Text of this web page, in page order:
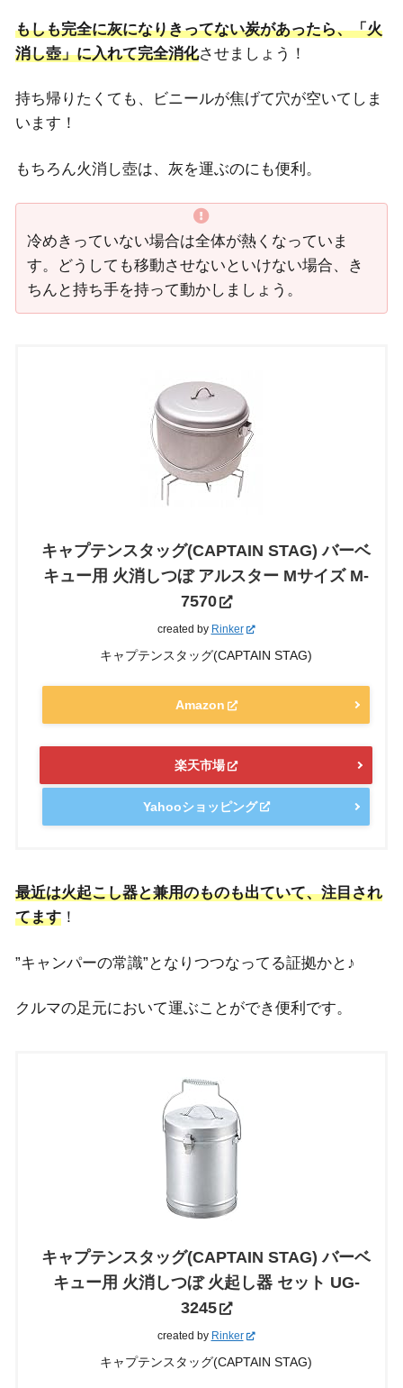
もしも完全に灰になりきってない炭があったら、「火
消し壺」に入れて完全消化させましょう！
持ち帰りたくても、ビニールが焦げて穴が空いてしま
います！
もちろん火消し壺は、灰を運ぶのにも便利。
冷めきっていない場合は全体が熱くなっていま
す。どうしても移動させないといけない場合、き
ちんと持ち手を持って動かしましょう。
キャプテンスタッグ(CAPTAIN STAG) バーベ
キュー用 火消しつぼ アルスター Mサイズ M-
7570
created by Rinker
キャプテンスタッグ(CAPTAIN STAG)
Amazon
楽天市場
Yahooショッピング
最近は火起こし器と兼用のものも出ていて、注目され
てます ！
”キャンパーの常識”となりつつなってる証拠かと♪
クルマの足元において運ぶことができ便利です。
キャプテンスタッグ(CAPTAIN STAG) バーベ
キュー用 火消しつぼ 火起し器 セット UG-
3245
created by Rinker
キャプテンスタッグ(CAPTAIN STAG)